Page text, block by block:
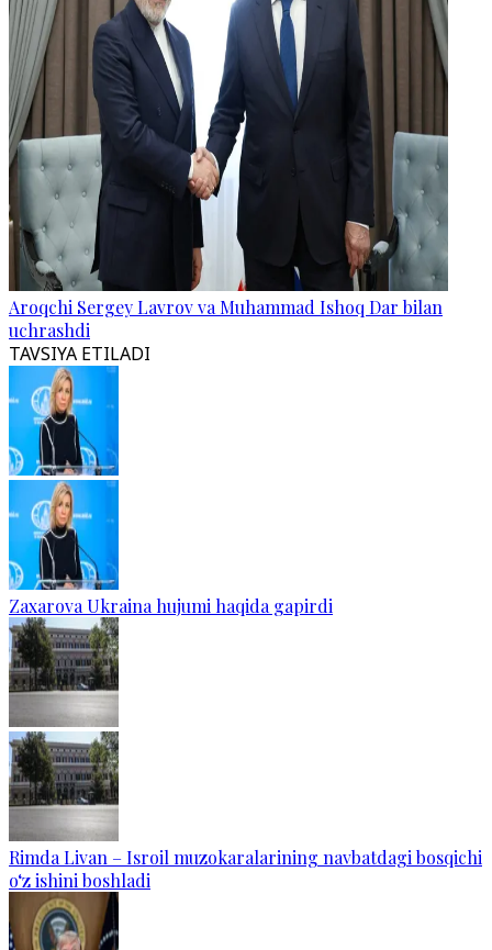
Aroqchi Sergey Lavrov va Muhammad Ishoq Dar bilan
uchrashdi
TAVSIYA ETILADI
Zaxarova Ukraina hujumi haqida gapirdi
Rimda Livan – Isroil muzokaralarining navbatdagi bosqichi
o‘z ishini boshladi